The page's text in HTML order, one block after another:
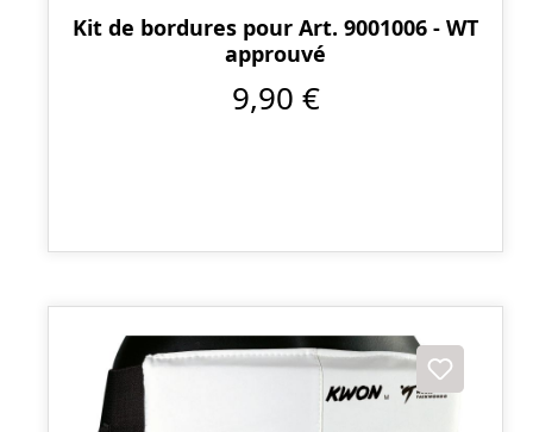
Kit de bordures pour Art. 9001006 - WT
approuvé
9,90 €